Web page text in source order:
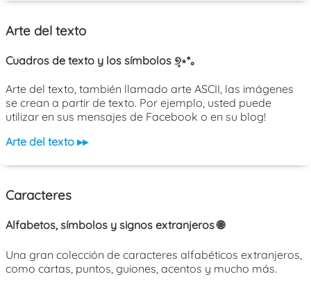
Arte del texto
Cuadros de texto y los símbolos ୭̥⋆*｡
Arte del texto, también llamado arte ASCII, las imágenes
se crean a partir de texto. Por ejemplo, usted puede
utilizar en sus mensajes de Facebook o en su blog!
Arte del texto ▸▸
Caracteres
Alfabetos, símbolos y signos extranjeros 🌐
Una gran colección de caracteres alfabéticos extranjeros,
como cartas, puntos, guiones, acentos y mucho más.